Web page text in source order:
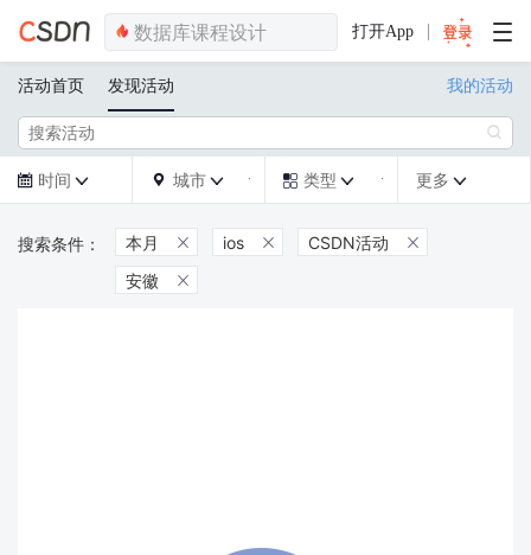
打开App
活动首页 发现活动 我的活动

 时间   城市   类型  更多 
本月  ios  CSDN活动 
安徽 